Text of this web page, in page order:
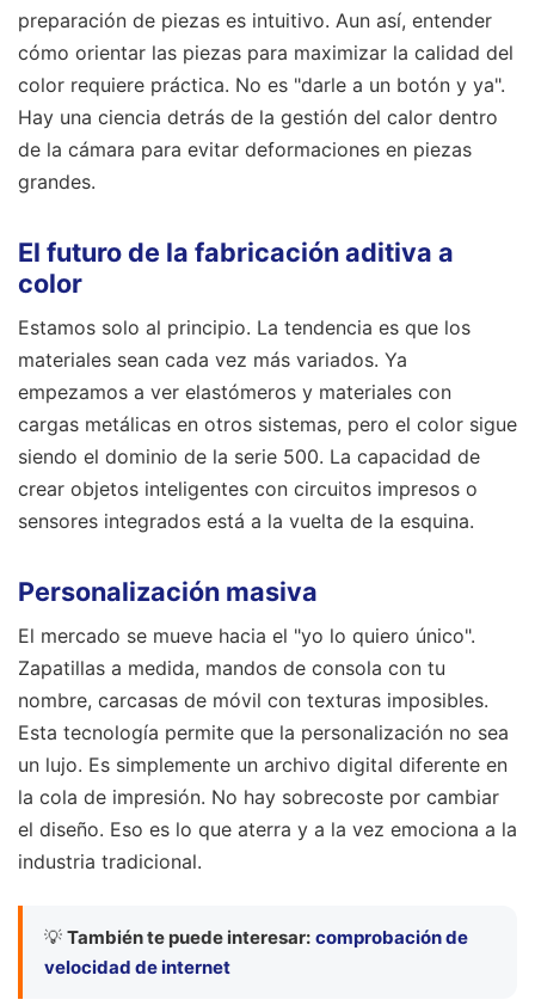
preparación de piezas es intuitivo. Aun así, entender
cómo orientar las piezas para maximizar la calidad del
color requiere práctica. No es "darle a un botón y ya".
Hay una ciencia detrás de la gestión del calor dentro
de la cámara para evitar deformaciones en piezas
grandes.
El futuro de la fabricación aditiva a
color
Estamos solo al principio. La tendencia es que los
materiales sean cada vez más variados. Ya
empezamos a ver elastómeros y materiales con
cargas metálicas en otros sistemas, pero el color sigue
siendo el dominio de la serie 500. La capacidad de
crear objetos inteligentes con circuitos impresos o
sensores integrados está a la vuelta de la esquina.
Personalización masiva
El mercado se mueve hacia el "yo lo quiero único".
Zapatillas a medida, mandos de consola con tu
nombre, carcasas de móvil con texturas imposibles.
Esta tecnología permite que la personalización no sea
un lujo. Es simplemente un archivo digital diferente en
la cola de impresión. No hay sobrecoste por cambiar
el diseño. Eso es lo que aterra y a la vez emociona a la
industria tradicional.
💡 También te puede interesar: comprobación de
velocidad de internet